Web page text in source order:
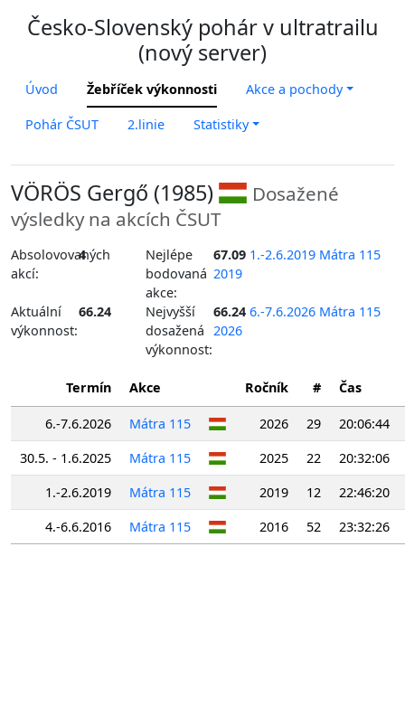
Česko-Slovenský pohár v ultratrailu
(nový server)
Úvod Žebříček výkonnosti Akce a pochody
Pohár ČSUT 2.linie Statistiky
VÖRÖS Gergő (1985)
Dosažené
výsledky na akcích ČSUT
Absolovovaných
akcí:
4
Nejlépe
bodovaná
akce:
67.09 1.-2.6.2019 Mátra 115
2019
Aktuální
výkonnost:
66.24
Nejvyšší
dosažená
výkonnost:
66.24 6.-7.6.2026 Mátra 115
2026
Termín Akce Ročník # Čas
6.-7.6.2026 Mátra 115 2026 29
20:06:44
30.5. - 1.6.2025
Mátra 115 2025 22
20:32:06
1.-2.6.2019
Mátra 115 2019 12
22:46:20
4.-6.6.2016
Mátra 115 2016 52 23:32:26